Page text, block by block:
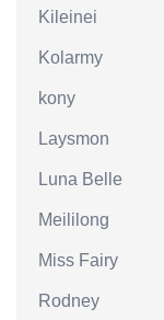
Kileinei
Kolarmy
kony
Laysmon
Luna Belle
Meililong
Miss Fairy
Rodney